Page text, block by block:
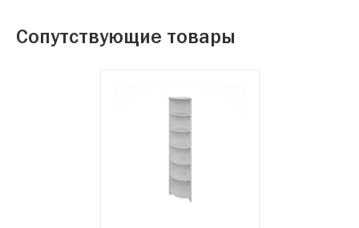
Сопутствующие товары